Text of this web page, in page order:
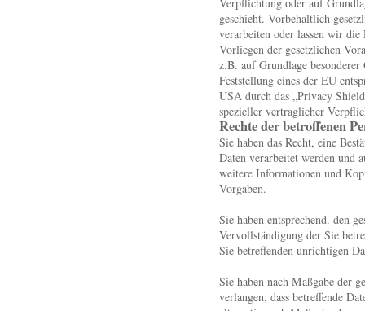
geschieht. Vorbehaltlich
verarbeiten oder lassen wir
Vorliegen der gesetzlichen
z.B. auf Grundlage
Feststellung eines der EU
USA durch das „Privacy
spezieller vertraglicher
Rechte der betroffenen
Sie haben das Recht, eine
Daten verarbeitet werden und
weitere Informationen und
Vorgaben.
Sie haben entsprechend. den
Vervollständigung der Sie
Sie betreffenden unrichtigen
Sie haben nach Maßgabe der
verlangen, dass betreffende